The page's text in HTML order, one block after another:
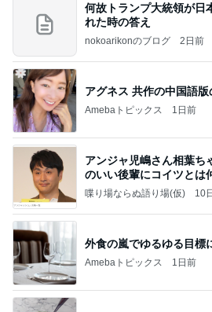
何故トランプ大統領が日
れた時の答え
nokoarikonのブログ 2日前
アグネス 共作の中国語版
Amebaトピックス 1日前
アンジャ児嶋さん相葉ち
のいい後輩にコイツとは
喋り場ならぬ語り場(仮) 10
外食の嵐でゆるゆる目標
Amebaトピックス 1日前